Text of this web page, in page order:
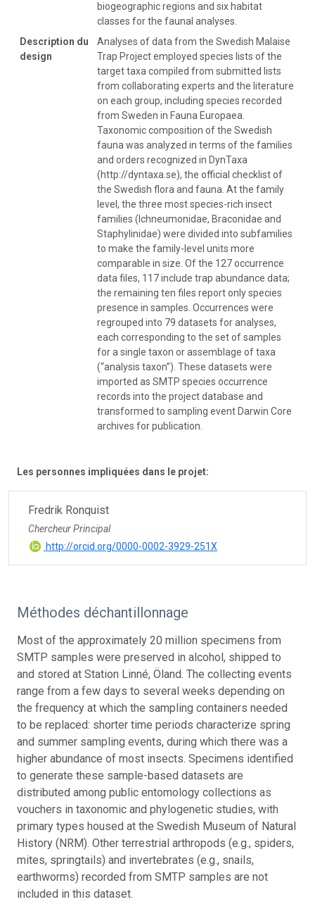
biogeographic regions and six habitat
classes for the faunal analyses.
Description du
design
Analyses of data from the Swedish Malaise
Trap Project employed species lists of the
target taxa compiled from submitted lists
from collaborating experts and the literature
on each group, including species recorded
from Sweden in Fauna Europaea.
Taxonomic composition of the Swedish
fauna was analyzed in terms of the families
and orders recognized in DynTaxa
(http://dyntaxa.se), the official checklist of
the Swedish flora and fauna. At the family
level, the three most species-rich insect
families (Ichneumonidae, Braconidae and
Staphylinidae) were divided into subfamilies
to make the family-level units more
comparable in size. Of the 127 occurrence
data files, 117 include trap abundance data;
the remaining ten files report only species
presence in samples. Occurrences were
regrouped into 79 datasets for analyses,
each corresponding to the set of samples
for a single taxon or assemblage of taxa
(“analysis taxon”). These datasets were
imported as SMTP species occurrence
records into the project database and
transformed to sampling event Darwin Core
archives for publication.
Les personnes impliquées dans le projet:
Fredrik Ronquist
Chercheur Principal
http://orcid.org/0000-0002-3929-251X
Méthodes déchantillonnage
Most of the approximately 20 million specimens from
SMTP samples were preserved in alcohol, shipped to
and stored at Station Linné, Öland. The collecting events
range from a few days to several weeks depending on
the frequency at which the sampling containers needed
to be replaced: shorter time periods characterize spring
and summer sampling events, during which there was a
higher abundance of most insects. Specimens identified
to generate these sample-based datasets are
distributed among public entomology collections as
vouchers in taxonomic and phylogenetic studies, with
primary types housed at the Swedish Museum of Natural
History (NRM). Other terrestrial arthropods (e.g., spiders,
mites, springtails) and invertebrates (e.g., snails,
earthworms) recorded from SMTP samples are not
included in this dataset.